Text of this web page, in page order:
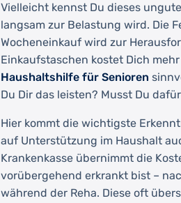
Vielleicht kennst Du dieses
langsam zur Belastung wird. Die
Wocheneinkauf wird zur
Einkaufstaschen kostet Dich
Haushaltshilfe für Senioren
Du Dir das leisten? Musst Du
Hier kommt die wichtigste
auf Unterstützung im Haushalt
Krankenkasse übernimmt die
vorübergehend erkrankt bist –
während der Reha. Diese oft